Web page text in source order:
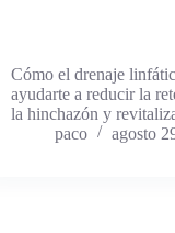
Cómo el drenaje
ayudarte a reducir la
la hinchazón y
paco
agosto